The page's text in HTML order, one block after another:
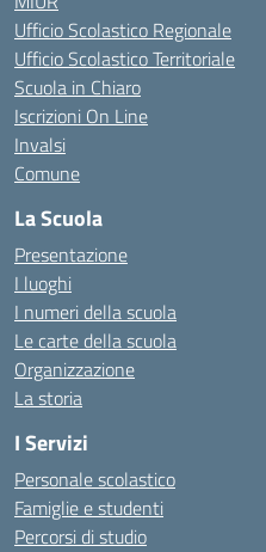
Ufficio Scolastico Regionale
Ufficio Scolastico Territoriale
Scuola in Chiaro
Iscrizioni On Line
Invalsi
Comune
La Scuola
Presentazione
I luoghi
I numeri della scuola
Le carte della scuola
Organizzazione
La storia
I Servizi
Personale scolastico
Famiglie e studenti
Percorsi di studio